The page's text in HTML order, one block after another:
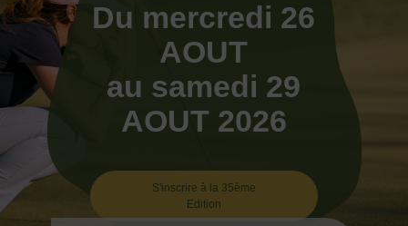
Du mercredi 26
AOUT
au samedi 29
AOUT 2026
S'inscrire à la 35ème
Edition